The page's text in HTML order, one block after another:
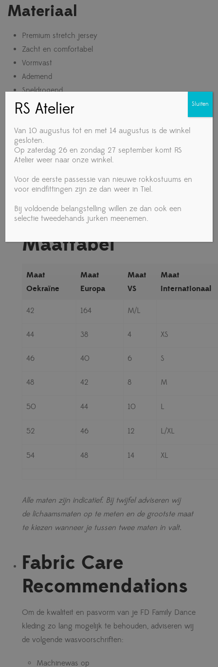
Materiaal
Premium stretch jersey
Zacht en comfortabel
Vormvast
Ademend
Sneldrogend
Verkrijgbare kleuren
Afhankelijk van de collectie en beschikbaarheid kan
de FD Family Dance KSM-1505 geleverd worden in
onder andere:
Maattabel
Maat
Oekraïne
Maat
Europa
Maat
VS
Maat
internationaal
42 164 M/L
44 38 4 XS
46 40 6 S
48 42 8 M
50 44 10 L
52 46 12 L/XL
54 48 14 XL
Alle maten zijn indicatief. Bij twijfel adviseren wij
de lichaamsmaten op te meten en de grootste maat
te kiezen wanneer je tussen twee maten in valt.
Fabric Care
Recommendations
Om de kwaliteit en pasvorm van je FD Family Dance
kleding zo lang mogelijk te behouden, adviseren wij
de volgende wasvoorschriften:
Machinewas op
RS Atelier
Van 10 augustus tot en met 14 augustus is de winkel
gesloten.
Op zaterdag 26 en zondag 27 september komt RS
Atelier weer naar onze winkel.
Voor de eerste passessie van nieuwe rokkostuums en
voor eindfittingen zijn ze dan weer in Tiel.
Bij voldoende belangstelling willen ze dan ook een
selectie tweedehands jurken meenemen.
Sluiten